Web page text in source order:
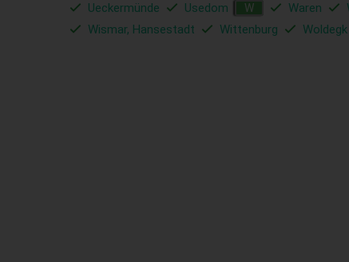
Ueckermünde Usedom W Waren
Wismar, Hansestadt
Wittenburg Woldegk